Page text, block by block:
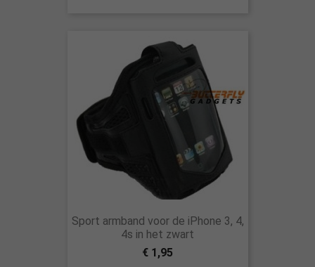
Sport armband voor de iPhone 3, 4,
4s in het zwart
€ 1,95